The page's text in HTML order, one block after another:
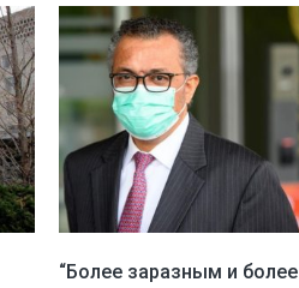
“Более заразным и более